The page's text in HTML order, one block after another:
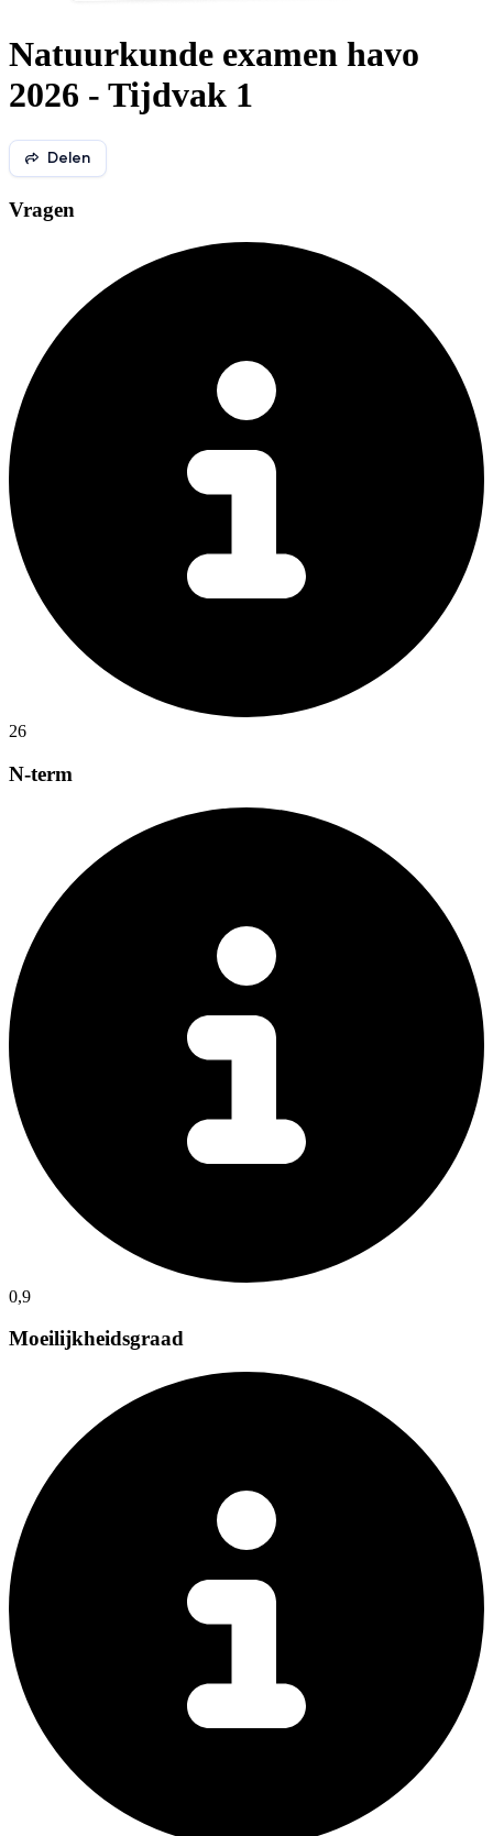
Natuurkunde examen havo
2026 - Tijdvak 1
Delen
Vragen
26
N-term
0,9
Moeilijkheidsgraad